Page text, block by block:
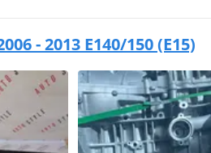
- 2013 E140/150 (E15)